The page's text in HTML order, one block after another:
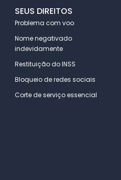
SEUS DIREITOS
Problema com voo
Nome negativado
indevidamente
Restituição do INSS
Bloqueio de redes sociais
Corte de serviço essencial